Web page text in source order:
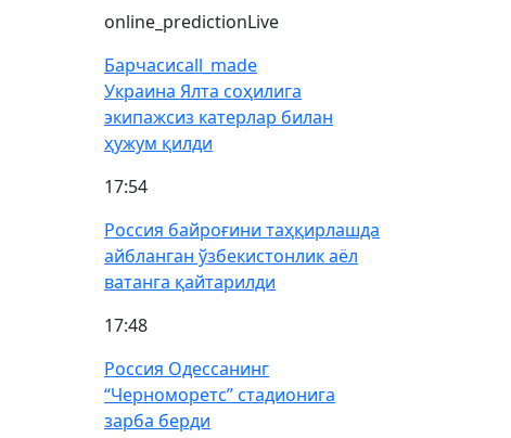
online_predictionLive
Барчасиcall_made
Украина Ялта соҳилига
экипажсиз катерлар билан
ҳужум қилди
17:54
Россия байроғини таҳқирлашда
айбланган ўзбекистонлик аёл
ватанга қайтарилди
17:48
Россия Одессанинг
“Черноморетс” стадионига
зарба берди